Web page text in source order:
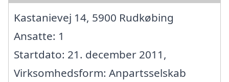
Kastanievej 14, 5900 Rudkøbing
Ansatte: 1
Startdato: 21. december 2011,
Virksomhedsform: Anpartsselskab